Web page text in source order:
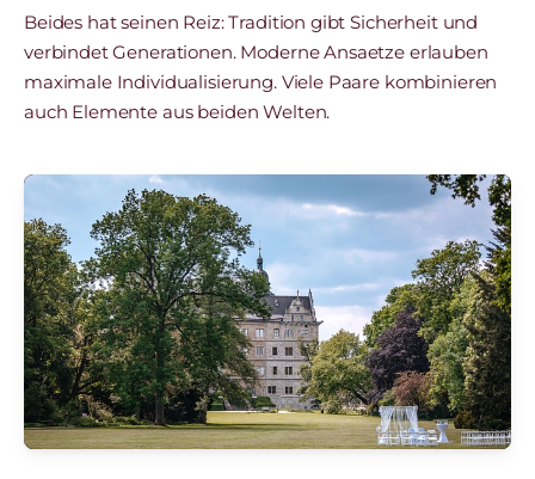
Beides hat seinen Reiz: Tradition gibt Sicherheit und
verbindet Generationen. Moderne Ansaetze erlauben
maximale Individualisierung. Viele Paare kombinieren
auch Elemente aus beiden Welten.